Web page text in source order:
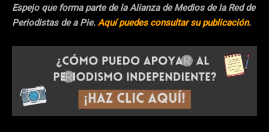
Espejo que forma parte de la Alianza de Medios de la Red de
Periodistas de a Pie.Aquí puedes consultar su publicación.